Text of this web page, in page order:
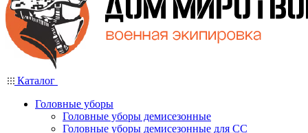
Каталог
Головные уборы
Головные уборы демисезонные
Головные уборы демисезонные для СС